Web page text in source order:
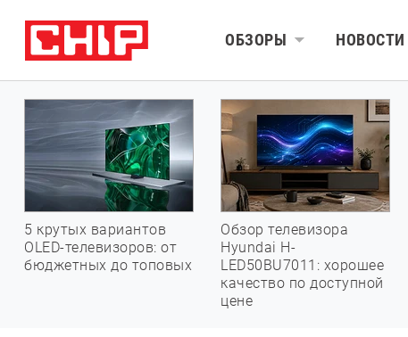
ОБЗОРЫ НОВОСТИ
5 крутых вариантов
OLED-телевизоров: от
бюджетных до топовых
Обзор телевизора
Hyundai H-
LED50BU7011: хорошее
качество по доступной
цене